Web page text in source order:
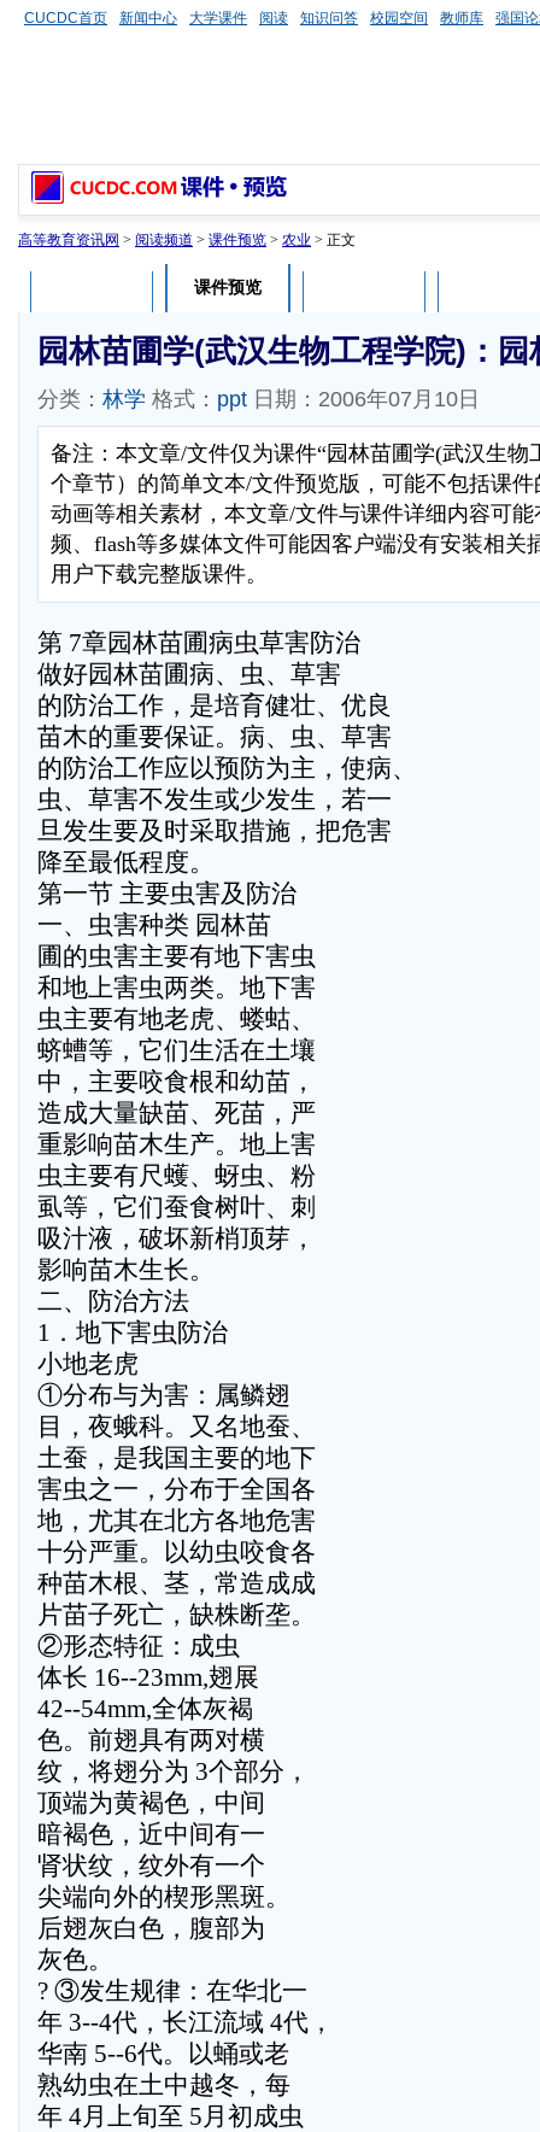
CUCDC首页 新闻中心 大学课件 阅读 知识问答 校园空间 教师库 强国
高等教育资讯网 > 阅读频道 > 课件预览 > 农业 > 正文
课件预览
园林苗圃学(武汉生物工程学院)：
分类： 林学 格式： ppt 日期：2006年07月10日
备注：本文章/文件仅为课件“园林苗圃学(武汉生物
个章节）的简单文本/文件预览版，可能不包括课
动画等相关素材，本文章/文件与课件详细内容可
频、flash等多媒体文件可能因客户端没有安装相关
用户下载完整版课件。
第 7章园林苗圃病虫草害防治
做好园林苗圃病、虫、草害
的防治工作，是培育健壮、优良
苗木的重要保证。病、虫、草害
的防治工作应以预防为主，使病、
虫、草害不发生或少发生，若一
旦发生要及时采取措施，把危害
降至最低程度。
第一节 主要虫害及防治
一、虫害种类 园林苗
圃的虫害主要有地下害虫
和地上害虫两类。地下害
虫主要有地老虎、蝼蛄、
蛴螬等，它们生活在土壤
中，主要咬食根和幼苗，
造成大量缺苗、死苗，严
重影响苗木生产。地上害
虫主要有尺蠖、蚜虫、粉
虱等，它们蚕食树叶、刺
吸汁液，破坏新梢顶芽，
影响苗木生长。
二、防治方法
1．地下害虫防治
小地老虎
①分布与为害：属鳞翅
目，夜蛾科。又名地蚕、
土蚕，是我国主要的地下
害虫之一，分布于全国各
地，尤其在北方各地危害
十分严重。以幼虫咬食各
种苗木根、茎，常造成成
片苗子死亡，缺株断垄。
②形态特征：成虫
体长 16--23mm,翅展
42--54mm,全体灰褐
色。前翅具有两对横
纹，将翅分为 3个部分，
顶端为黄褐色，中间
暗褐色，近中间有一
肾状纹，纹外有一个
尖端向外的楔形黑斑。
后翅灰白色，腹部为
灰色。
? ③发生规律：在华北一
年 3--4代，长江流域 4代，
华南 5--6代。以蛹或老
熟幼虫在土中越冬，每
年 4月上旬至 5月初成虫